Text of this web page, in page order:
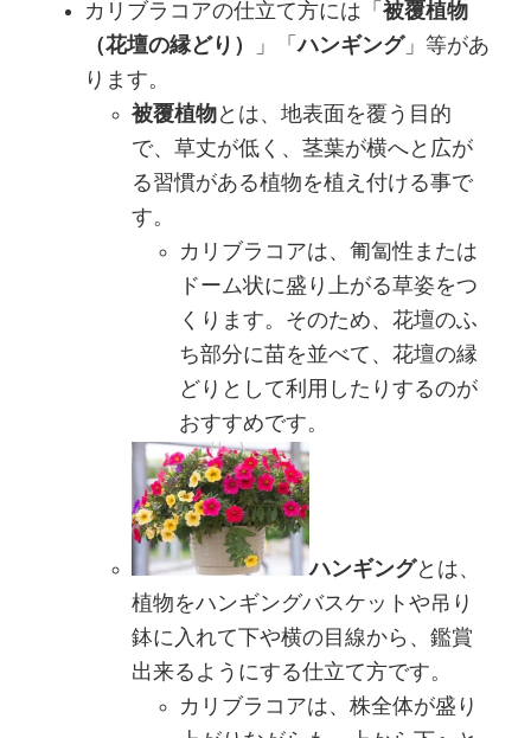
カリブラコアの仕立て方には「被覆植物
（花壇の縁どり）
」「ハンギング 」等があ
ります。
被覆植物 とは、地表面を覆う目的
で、草丈が低く、茎葉が横へと広が
る習慣がある植物を植え付ける事で
す。
カリブラコアは、匍匐性または
ドーム状に盛り上がる草姿をつ
くります。そのため、花壇のふ
ち部分に苗を並べて、花壇の縁
どりとして利用したりするのが
おすすめです。
ハンギングとは、
植物をハンギングバスケットや吊り
鉢に入れて下や横の目線から、鑑賞
出来るようにする仕立て方です。
カリブラコアは、株全体が盛り